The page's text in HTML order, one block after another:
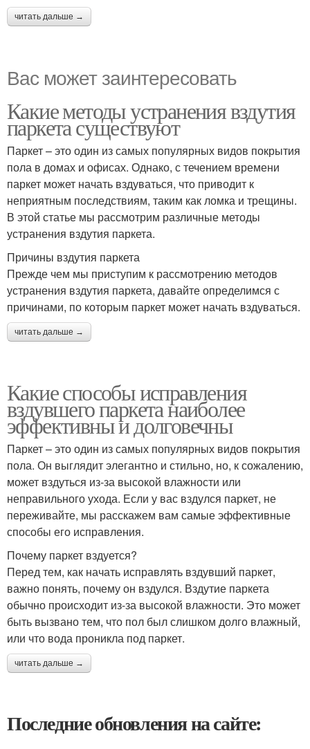
читать дальше →
Вас может заинтересовать
Какие методы устранения вздутия
паркета существуют
Паркет – это один из самых популярных видов покрытия
пола в домах и офисах. Однако, с течением времени
паркет может начать вздуваться, что приводит к
неприятным последствиям, таким как ломка и трещины.
В этой статье мы рассмотрим различные методы
устранения вздутия паркета.
Причины вздутия паркета
Прежде чем мы приступим к рассмотрению методов
устранения вздутия паркета, давайте определимся с
причинами, по которым паркет может начать вздуваться.
читать дальше →
Какие способы исправления
вздувшего паркета наиболее
эффективны и долговечны
Паркет – это один из самых популярных видов покрытия
пола. Он выглядит элегантно и стильно, но, к сожалению,
может вздуться из-за высокой влажности или
неправильного ухода. Если у вас вздулся паркет, не
переживайте, мы расскажем вам самые эффективные
способы его исправления.
Почему паркет вздуется?
Перед тем, как начать исправлять вздувший паркет,
важно понять, почему он вздулся. Вздутие паркета
обычно происходит из-за высокой влажности. Это может
быть вызвано тем, что пол был слишком долго влажный,
или что вода проникла под паркет.
читать дальше →
Последние обновления на сайте: